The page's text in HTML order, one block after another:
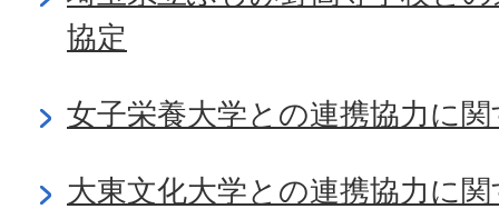
協定
女子栄養大学との連携協力に
大東文化大学との連携協力に